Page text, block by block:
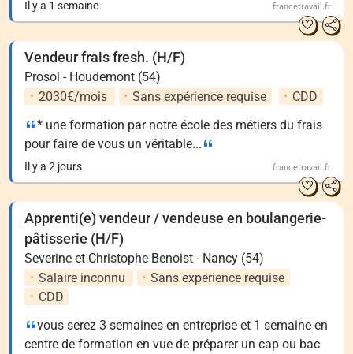
Il y a 1 semaine francetravail.fr
Vendeur frais fresh. (H/F)
Prosol - Houdemont (54)
2030€/mois
Sans expérience requise
CDD
* une formation par notre école des métiers du frais
pour faire de vous un véritable...
Il y a 2 jours francetravail.fr
Apprenti(e) vendeur / vendeuse en boulangerie-
pâtisserie (H/F)
Severine et Christophe Benoist - Nancy (54)
Salaire inconnu
Sans expérience requise
CDD
vous serez 3 semaines en entreprise et 1 semaine en
centre de formation en vue de préparer un cap ou bac